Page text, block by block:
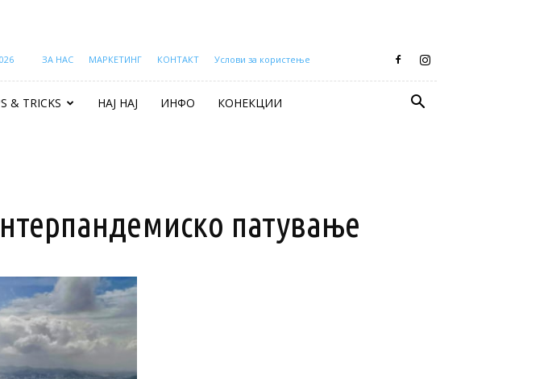
ЗА НАС МАРКЕТИНГ КОНТАКТ Услови за користење
& TRICKS НАЈ НАЈ ИНФО КОНЕКЦИИ
патување